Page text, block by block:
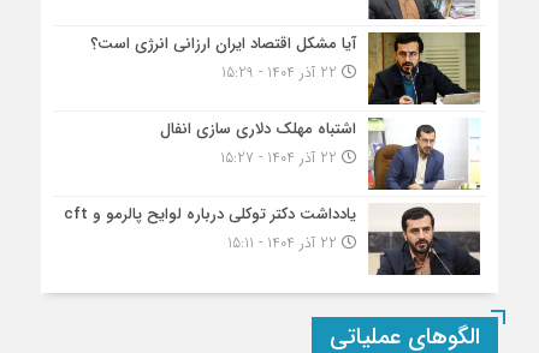
آیا مشکل اقتصاد ایران ارزانی انرژی است؟
اشتباه مهلک دلاری سازی انفال
یادداشت دکتر توکلی درباره لوایح پالرمو و cft
الگوهای عملیاتی